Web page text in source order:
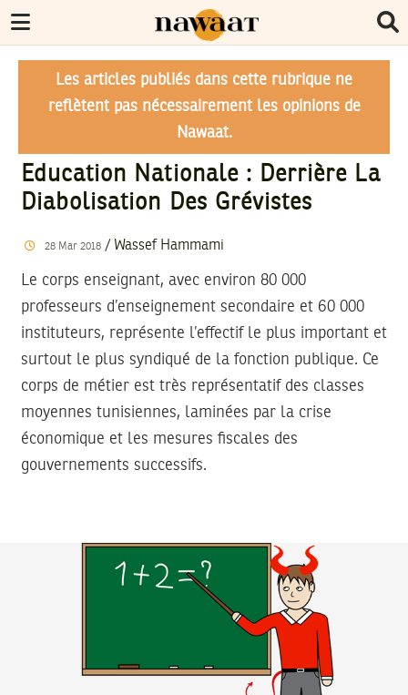
Les articles publiés dans cette rubrique ne
reflètent pas nécessairement les opinions de
Nawaat.
Education Nationale : Derrière La
Diabolisation Des Grévistes
28 Mar 2018/ Wassef Hammami
Le corps enseignant, avec environ 80 000
professeurs d’enseignement secondaire et 60 000
instituteurs, représente l’effectif le plus important et
surtout le plus syndiqué de la fonction publique. Ce
corps de métier est très représentatif des classes
moyennes tunisiennes, laminées par la crise
économique et les mesures fiscales des
gouvernements successifs.